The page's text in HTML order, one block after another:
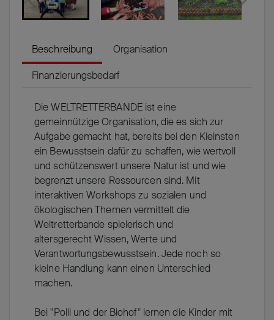
Beschreibung Organisation
Finanzierungsbedarf
Die WELTRETTERBANDE ist eine
gemeinnützige Organisation, die es sich zur
Aufgabe gemacht hat, bereits bei den Kleinsten
ein Bewusstsein dafür zu schaffen, wie wertvoll
und schützenswert unsere Natur ist und wie
begrenzt unsere Ressourcen sind. Mit
interaktiven Workshops zu sozialen und
ökologischen Themen vermittelt die
Weltretterbande spielerisch und
altersgerecht Wissen, Werte und
Verantwortungsbewusstsein. Jede noch so
kleine Handlung kann einen Unterschied
machen.
Bei "Polli und der Biohof" lernen die Kinder mit